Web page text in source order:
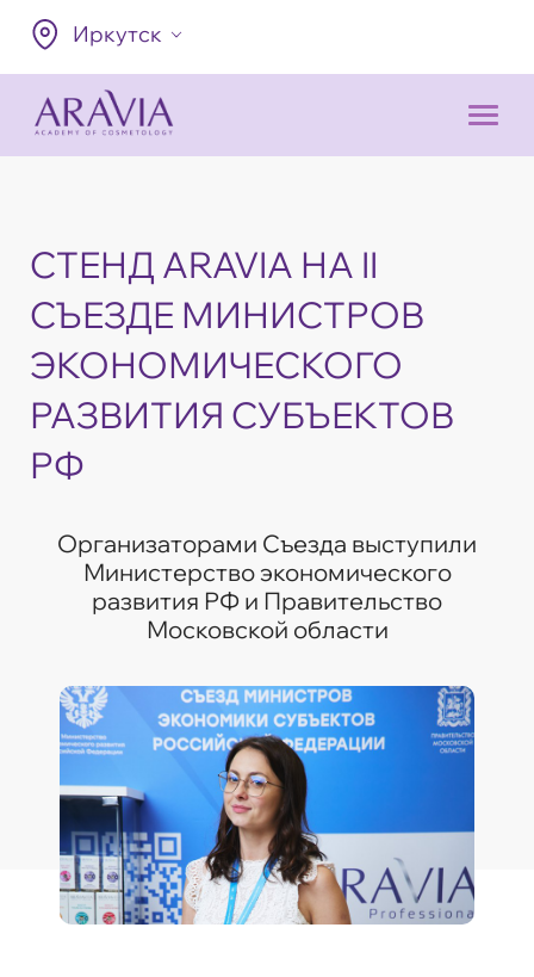
Иркутск
СТЕНД ARAVIA НА II
СЪЕЗДЕ МИНИСТРОВ
ЭКОНОМИЧЕСКОГО
РАЗВИТИЯ СУБЪЕКТОВ
РФ
Организаторами Съезда выступили
Министерство экономического
развития РФ и Правительство
Московской области